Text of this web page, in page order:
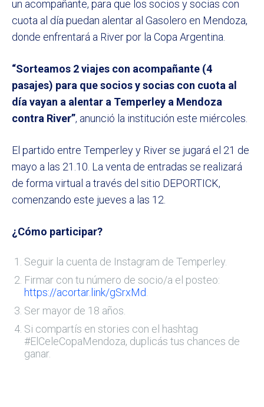
un acompañante, para que los socios y socias con
cuota al día puedan alentar al Gasolero en Mendoza,
donde enfrentará a River por la Copa Argentina.
“Sorteamos 2 viajes con acompañante (4
pasajes) para que socios y socias con cuota al
día vayan a alentar a Temperley a Mendoza
contra River”, anunció la institución este miércoles.
El partido entre Temperley y River se jugará el 21 de
mayo a las 21.10. La venta de entradas se realizará
de forma virtual a través del sitio DEPORTICK,
comenzando este jueves a las 12.
¿Cómo participar?
Seguir la cuenta de Instagram de Temperley.
Firmar con tu número de socio/a el posteo:
https://acortar.link/gSrxMd
Ser mayor de 18 años.
Si compartís en stories con el hashtag
#ElCeleCopaMendoza, duplicás tus chances de
ganar.